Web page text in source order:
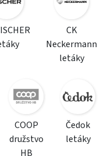
CK
Neckermann
letáky
COOP
družstvo
HB
Čedok
letáky